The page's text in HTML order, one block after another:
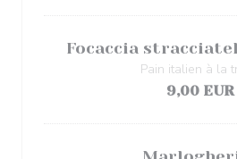
Focaccia
Pain italien à la
9,00 EUR